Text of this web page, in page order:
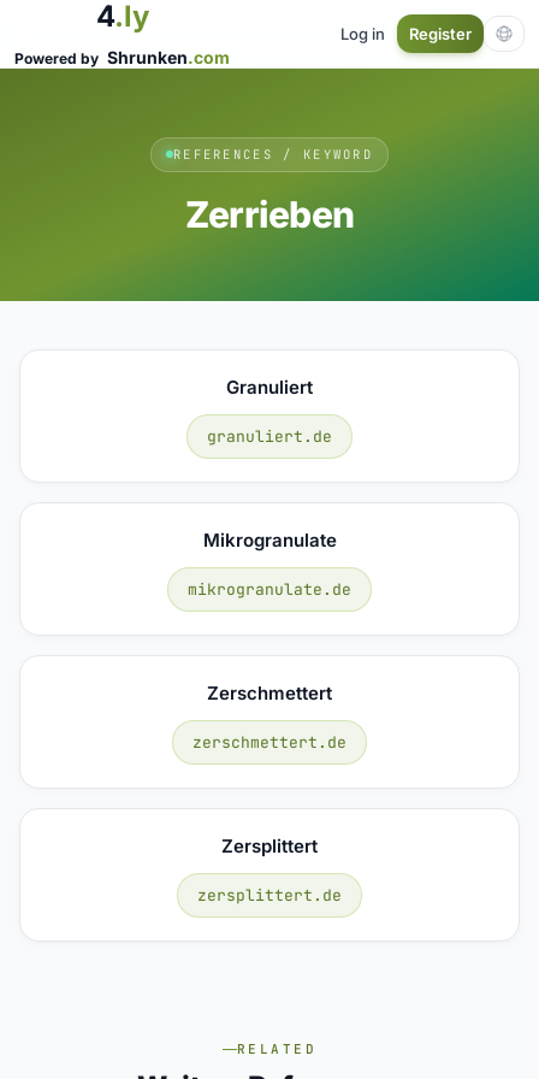
4.ly
Powered by Shrunken.com
Log in Register
REFERENCES / KEYWORD
Zerrieben
Granuliert
granuliert.de
Mikrogranulate
mikrogranulate.de
Zerschmettert
zerschmettert.de
Zersplittert
zersplittert.de
RELATED